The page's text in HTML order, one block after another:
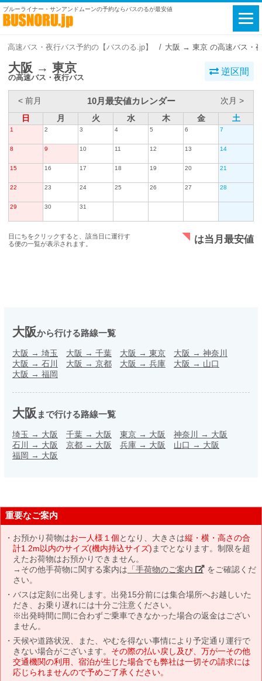
ブルーライナー・サンアンドムーンの予約ならバスのるが最安値
高速バス・夜行バス予約の【バスのる.jp】 大阪 → 東京 の高速バス・
大阪 → 東京
の高速バス・夜行バス
逆区間
< 前月 10月最安値カレンダー
次月 >
日
月 火 水 木 金 土
1 2 3 4 5 6 7
8 9 10 11 12 13 14
15 16 17 18 19 20 21
22 23 24 25 26 27 28
29 30 31
日にちをクリックすると、該当日に運行す
る便の一覧が表示されます。
は当月最安値
大阪から行ける路線一覧
大阪 → 埼玉 大阪 → 千葉 大阪 → 東京 大阪 → 神奈川
大阪 → 石川 大阪 → 京都 大阪 → 兵庫 大阪 → 山口
大阪 → 福岡
大阪 まで行ける路線一覧
埼玉 → 大阪 千葉 → 大阪 東京 → 大阪 神奈川 → 大阪
石川 → 大阪 京都 → 大阪 兵庫 → 大阪 山口 → 大阪
福岡 → 大阪
重要なご案内
お預かり荷物はお一人様１個となり、大きさは縦・横・高さの合
計1.2m以内のサイズ(機内持込サイズ) までとなります。制限を超
えたお荷物はお預かりできません。
→その他手荷物に関する案内は 「手荷物のご案内」 をご確認くだ
さい。
バスは定刻に出発します。出発15分前には集合場所へお越しいた
だき、お乗り遅れには十分ご注意ください。
※出発時間に間に合わずご乗車できなかった場合の返金はござい
ません。
天候や道路状況、また、やむを得ない事情により予定通り運行で
きない場合がございます。 その際の払い戻し及び、万が一その他
交通機関の利用、宿泊が生じた場合でも弊社は一切その請求には
応じられませんので予めご了承ください。